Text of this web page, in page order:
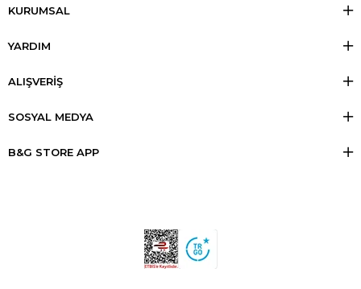
KURUMSAL
YARDIM
ALIŞVERİŞ
SOSYAL MEDYA
B&G STORE APP